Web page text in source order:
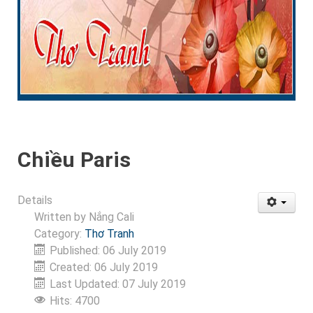
Chiều Paris
Details
Written by Nắng Cali
Category: Thơ Tranh
Published: 06 July 2019
Created: 06 July 2019
Last Updated: 07 July 2019
Hits: 4700